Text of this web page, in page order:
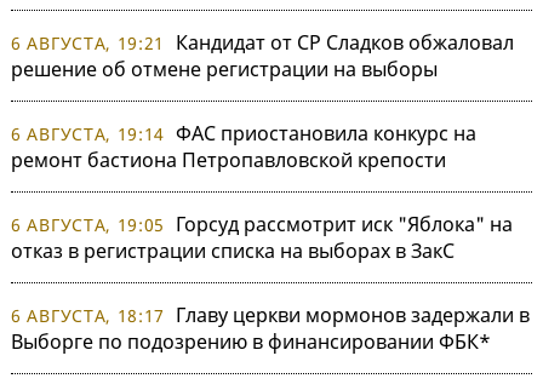
6 АВГУСТА, 19:21
Кандидат от СР Сладков обжаловал
решение об отмене регистрации на выборы
6 АВГУСТА, 19:14 ФАС приостановила конкурс на
ремонт бастиона Петропавловской крепости
6 АВГУСТА, 19:05
Горсуд рассмотрит иск "Яблока" на
отказ в регистрации списка на выборах в ЗакС
6 АВГУСТА, 18:17
Главу церкви мормонов задержали в
Выборге по подозрению в финансировании ФБК*